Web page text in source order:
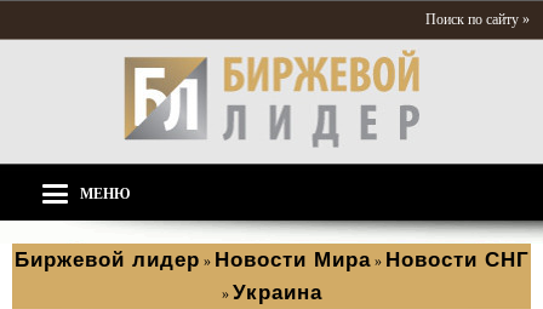
Поиск по сайту »
МЕНЮ
Биржевой лидер » Новости Мира » Новости СНГ
» Украина